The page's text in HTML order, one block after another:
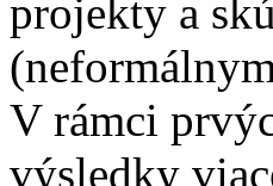
projekty a
V rámci
výsledky